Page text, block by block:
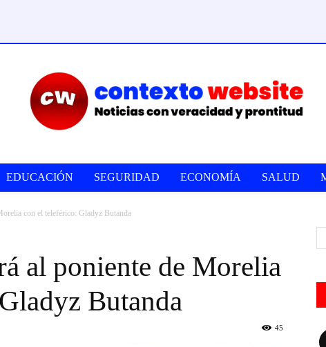
EDUCACIÓN SEGURIDAD ECONOMÍA SALUD
con el teleférico: Gladyz Butanda
al poniente de Morelia
Butanda
45